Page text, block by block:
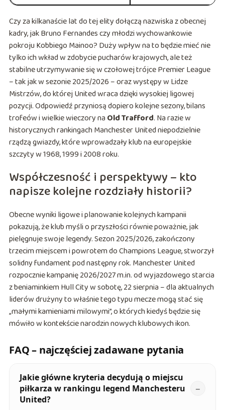
Czy za kilkanaście lat do tej elity dołączą nazwiska z obecnej
kadry, jak Bruno Fernandes czy młodzi wychowankowie
pokroju Kobbiego Mainoo? Duży wpływ na to będzie mieć nie
tylko ich wkład w zdobycie pucharów krajowych, ale też
stabilne utrzymywanie się w czołowej trójce Premier League
– tak jak w sezonie 2025/2026 – oraz występy w Lidze
Mistrzów, do której United wraca dzięki wysokiej ligowej
pozycji. Odpowiedź przyniosą dopiero kolejne sezony, bilans
trofeów i wielkie wieczory na Old Trafford. Na razie w
historycznych rankingach Manchester United niepodzielnie
rządzą gwiazdy, które wprowadzały klub na europejskie
szczyty w 1968, 1999 i 2008 roku.
Współczesność i perspektywy – kto
napisze kolejne rozdziały historii?
Obecne wyniki ligowe i planowanie kolejnych kampanii
pokazują, że klub myśli o przyszłości równie poważnie, jak
pielęgnuje swoje legendy. Sezon 2025/2026, zakończony
trzecim miejscem i powrotem do Champions League, stworzył
solidny fundament pod następny rok. Manchester United
rozpocznie kampanię 2026/2027 m.in. od wyjazdowego starcia
z beniaminkiem Hull City w sobotę, 22 sierpnia – dla aktualnych
liderów drużyny to właśnie tego typu mecze mogą stać się
„małymi kamieniami milowymi”, o których kiedyś będzie się
mówiło w kontekście narodzin nowych klubowych ikon.
FAQ – najczęściej zadawane pytania
Jakie główne kryteria decydują o miejscu
piłkarza w rankingu legend Manchesteru
United?